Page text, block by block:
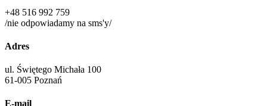
+48 516 992 759
/nie odpowiadamy na sms'y/
Adres
ul. Świętego Michała 100
61-005 Poznań
E-mail